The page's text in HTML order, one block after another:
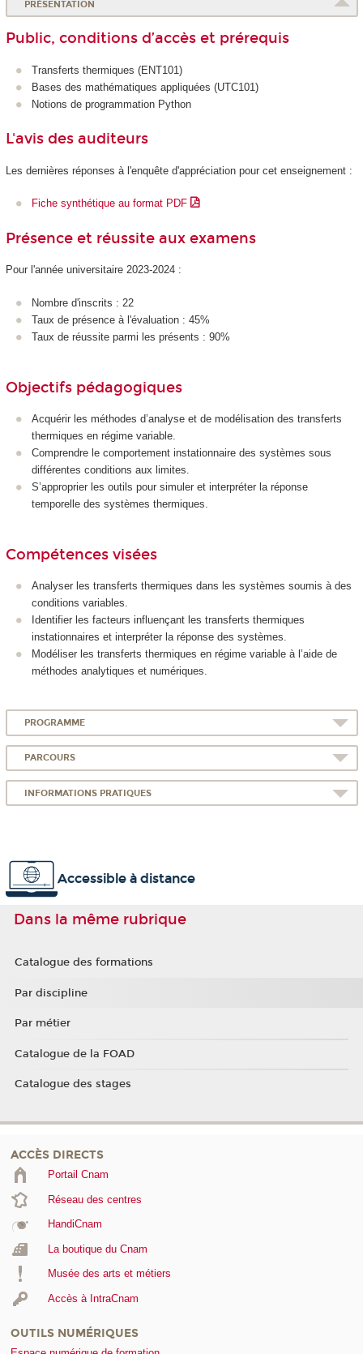
PRÉSENTATION
Public, conditions d’accès et prérequis
Transferts thermiques (ENT101)
Bases des mathématiques appliquées (UTC101)
Notions de programmation Python
L'avis des auditeurs
Les dernières réponses à l'enquête d'appréciation pour cet enseignement :
Fiche synthétique au format PDF
Présence et réussite aux examens
Pour l'année universitaire 2023-2024 :
Nombre d'inscrits : 22
Taux de présence à l'évaluation : 45%
Taux de réussite parmi les présents : 90%
Objectifs pédagogiques
Acquérir les méthodes d’analyse et de modélisation des transferts
thermiques en régime variable.
Comprendre le comportement instationnaire des systèmes sous
différentes conditions aux limites.
S’approprier les outils pour simuler et interpréter la réponse
temporelle des systèmes thermiques.
Compétences visées
Analyser les transferts thermiques dans les systèmes soumis à des
conditions variables.
Identifier les facteurs influençant les transferts thermiques
instationnaires et interpréter la réponse des systèmes.
Modéliser les transferts thermiques en régime variable à l’aide de
méthodes analytiques et numériques.
PROGRAMME
PARCOURS
INFORMATIONS PRATIQUES
Accessible à distance
Dans la même rubrique
Catalogue des formations
Par discipline
Par métier
Catalogue de la FOAD
Catalogue des stages
ACCÈS DIRECTS
Portail Cnam
Réseau des centres
HandiCnam
La boutique du Cnam
Musée des arts et métiers
Accès à IntraCnam
OUTILS NUMÉRIQUES